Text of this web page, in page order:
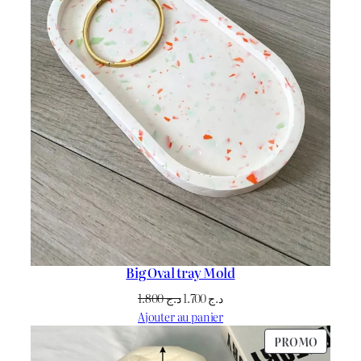
Big Oval tray Mold
د.ج1.800
Le
prix
initial
était :
د.ج1.700
Le
prix
actuel
est :
Ajouter au panier
PROMO